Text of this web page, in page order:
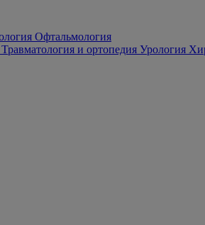
Офтальмология
Травматология и ортопедия Урология